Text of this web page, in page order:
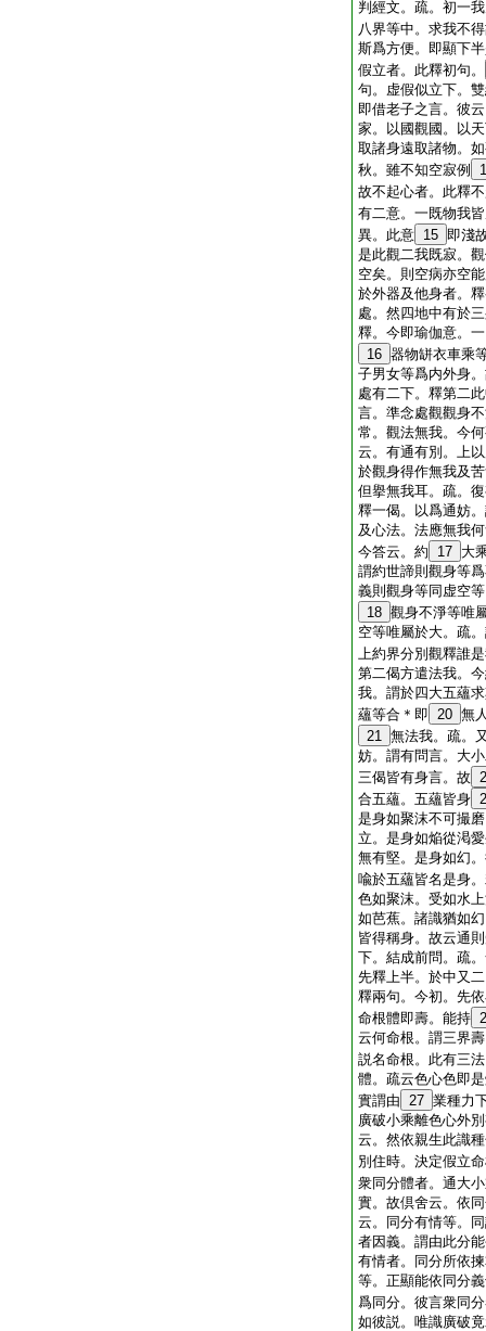
判經文。疏。初一
八界等中。求我不
斯爲方便。即顯下
假立者。此釋初句。
句。虚假似立下。
即借老子之言。彼
家。以國觀國。以
取諸身遠取諸物。
秋。雖不知空寂例
故不起心者。此釋
有二意。一既物我
異。此意 15 即淺
是此觀二我既寂。
空矣。則空病亦空
於外器及他身者。
處。然四地中有於
釋。今即瑜伽意。
16 器物缾衣車乘
子男女等爲内外身
處有二下。釋第二
言。準念處觀觀身
常。觀法無我。今
云。有通有別。上
於觀身得作無我及
但擧無我耳。疏。
釋一偈。以爲通妨
及心法。法應無我
今答云。約
17 大
謂約世諦則觀身等
義則觀身等同虚空
18 觀身不淨等唯
空等唯屬於大。疏
上約界分別觀釋誰
第二偈方遣法我。
我。謂於四大五蘊
蘊等合＊即 20 無
21 無法我。疏。
妨。謂有問言。大
三偈皆有身言。故
合五蘊。五蘊皆身
是身如聚沫不可撮
立。是身如焔從渇
無有堅。是身如幻
喩於五蘊皆名是身
色如聚沫。受如水
如芭蕉。諸識猶如
皆得稱身。故云通
下。結成前問。疏
先釋上半。於中又
釋兩句。今初。先
命根體即壽。能持
云何命根。謂三界
説名命根。此有三
體。疏云色心色即
實謂由 27 業種力
廣破小乘離色心外
云。然依親生此識
別住時。決定假立
衆同分體者。通大
實。故倶舍云。依
云。同分有情等。
者因義。謂由此分
有情者。同分所依
等。正顯能依同分
爲同分。彼言衆同
如彼説。唯識廣破